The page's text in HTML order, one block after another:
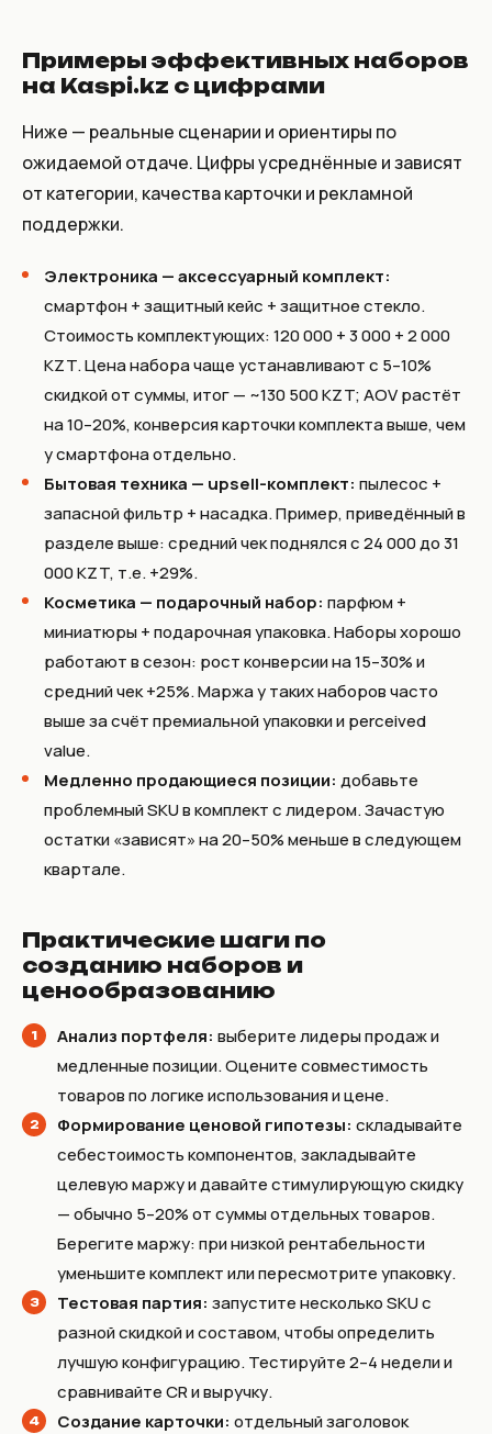
Примеры эффективных наборов
на Kaspi.kz с цифрами
Ниже — реальные сценарии и ориентиры по
ожидаемой отдаче. Цифры усреднённые и зависят
от категории, качества карточки и рекламной
поддержки.
Электроника — аксессуарный комплект:
смартфон + защитный кейс + защитное стекло.
Стоимость комплектующих: 120 000 + 3 000 + 2 000
KZT. Цена набора чаще устанавливают с 5–10%
скидкой от суммы, итог — ~130 500 KZT; AOV растёт
на 10–20%, конверсия карточки комплекта выше, чем
у смартфона отдельно.
Бытовая техника — upsell-комплект: пылесос +
запасной фильтр + насадка. Пример, приведённый в
разделе выше: средний чек поднялся с 24 000 до 31
000 KZT, т.е. +29%.
Косметика — подарочный набор: парфюм +
миниатюры + подарочная упаковка. Наборы хорошо
работают в сезон: рост конверсии на 15–30% и
средний чек +25%. Маржа у таких наборов часто
выше за счёт премиальной упаковки и perceived
value.
Медленно продающиеся позиции: добавьте
проблемный SKU в комплект с лидером. Зачастую
остатки «зависят» на 20–50% меньше в следующем
квартале.
Практические шаги по
созданию наборов и
ценообразованию
Анализ портфеля: выберите лидеры продаж и
медленные позиции. Оцените совместимость
товаров по логике использования и цене.
Формирование ценовой гипотезы: складывайте
себестоимость компонентов, закладывайте
целевую маржу и давайте стимулирующую скидку
— обычно 5–20% от суммы отдельных товаров.
Берегите маржу: при низкой рентабельности
уменьшите комплект или пересмотрите упаковку.
Тестовая партия: запустите несколько SKU с
разной скидкой и составом, чтобы определить
лучшую конфигурацию. Тестируйте 2–4 недели и
сравнивайте CR и выручку.
Создание карточки: отдельный заголовок